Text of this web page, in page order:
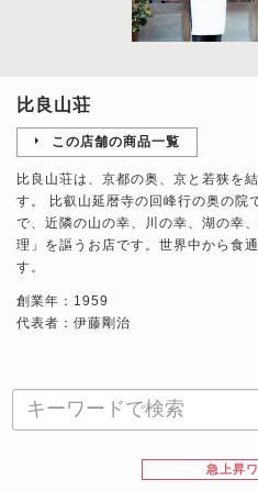
比良山荘
この店舗の商品一覧
比良山荘は、京都の奥、京と若狭を
す。 比叡山延暦寺の回峰行の奥の院
で、近隣の山の幸、川の幸、湖の幸
理」を謳うお店です。世界中から食
す。
創業年：1959
代表者：伊藤剛治
急上昇